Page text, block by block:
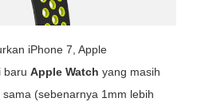
iPhone 7, Apple
baru Apple Watch yang masih
(sebenarnya 1mm lebih